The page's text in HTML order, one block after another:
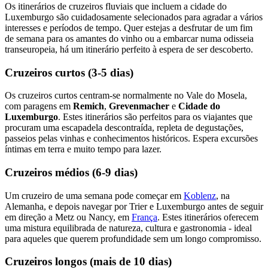
Os itinerários de cruzeiros fluviais que incluem a cidade do
Luxemburgo são cuidadosamente selecionados para agradar a vários
interesses e períodos de tempo. Quer estejas a desfrutar de um fim
de semana para os amantes do vinho ou a embarcar numa odisseia
transeuropeia, há um itinerário perfeito à espera de ser descoberto.
Cruzeiros curtos (3-5 dias)
Os cruzeiros curtos centram-se normalmente no Vale do Mosela,
com paragens em Remich, Grevenmacher e Cidade do
Luxemburgo. Estes itinerários são perfeitos para os viajantes que
procuram uma escapadela descontraída, repleta de degustações,
passeios pelas vinhas e conhecimentos históricos. Espera excursões
íntimas em terra e muito tempo para lazer.
Cruzeiros médios (6-9 dias)
Um cruzeiro de uma semana pode começar em Koblenz, na
Alemanha, e depois navegar por Trier e Luxemburgo antes de seguir
em direção a Metz ou Nancy, em França. Estes itinerários oferecem
uma mistura equilibrada de natureza, cultura e gastronomia - ideal
para aqueles que querem profundidade sem um longo compromisso.
Cruzeiros longos (mais de 10 dias)